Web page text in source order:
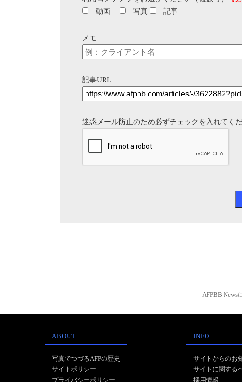
動画
写真 記事
メモ
記事URL
迷惑メール防止のため必ずチェックを入れてく
AFPBB News
ABOUT
写真でつづるAFPの歴史
サイトポリシー
プライバシーポリシー
INFO
サイトからのお
サイトに関する
採用情報